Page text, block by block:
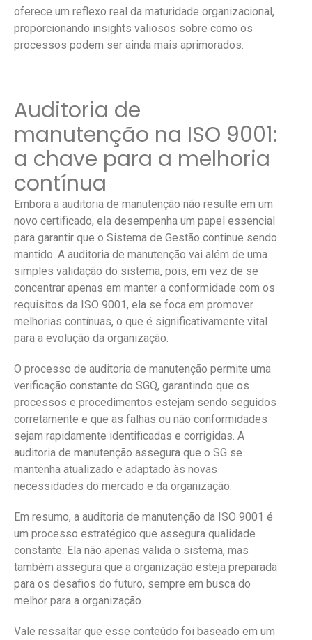
oferece um reflexo real da maturidade organizacional,
proporcionando insights valiosos sobre como os
processos podem ser ainda mais aprimorados.
Auditoria de
manutenção na ISO 9001:
a chave para a melhoria
contínua
Embora a auditoria de manutenção não resulte em um
novo certificado, ela desempenha um papel essencial
para garantir que o Sistema de Gestão continue sendo
mantido. A auditoria de manutenção vai além de uma
simples validação do sistema, pois, em vez de se
concentrar apenas em manter a conformidade com os
requisitos da ISO 9001, ela se foca em promover
melhorias contínuas, o que é significativamente vital
para a evolução da organização.
O processo de auditoria de manutenção permite uma
verificação constante do SGQ, garantindo que os
processos e procedimentos estejam sendo seguidos
corretamente e que as falhas ou não conformidades
sejam rapidamente identificadas e corrigidas. A
auditoria de manutenção assegura que o SG se
mantenha atualizado e adaptado às novas
necessidades do mercado e da organização.
Em resumo, a auditoria de manutenção da ISO 9001 é
um processo estratégico que assegura qualidade
constante. Ela não apenas valida o sistema, mas
também assegura que a organização esteja preparada
para os desafios do futuro, sempre em busca do
melhor para a organização.
Vale ressaltar que esse conteúdo foi baseado em um